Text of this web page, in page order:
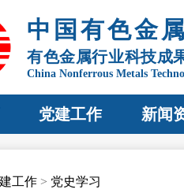
中国有色金
有色金属行业科技成
China Nonferrous Metals
党建工作 新闻
工作 > 党史学习